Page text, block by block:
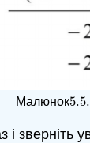
Малюнок5.5.
5.5.
і зверніть